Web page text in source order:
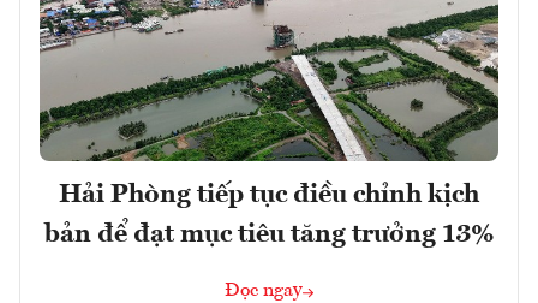
Hải Phòng tiếp tục điều chỉnh kịch
bản để đạt mục tiêu tăng trưởng 13%
Đọc ngay